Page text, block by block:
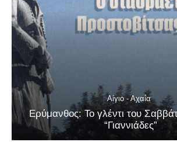
Αίγιο - Αχαΐα
Ερύμανθος: Το γλέντι του
“Γιαννιάδες”